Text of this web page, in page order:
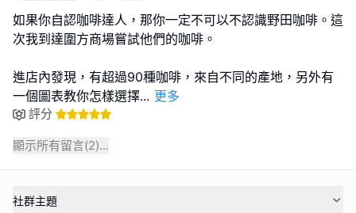
如果你自認咖啡達人，那你一定不可以不認識野田咖啡。這
次我到達圍方商場嘗試他們的咖啡。
進店內發現，有超過90種咖啡，來自不同的產地，另外有
一個圖表教你怎樣選擇... 更多
評分
顯示所有留言(2)...
社群主題